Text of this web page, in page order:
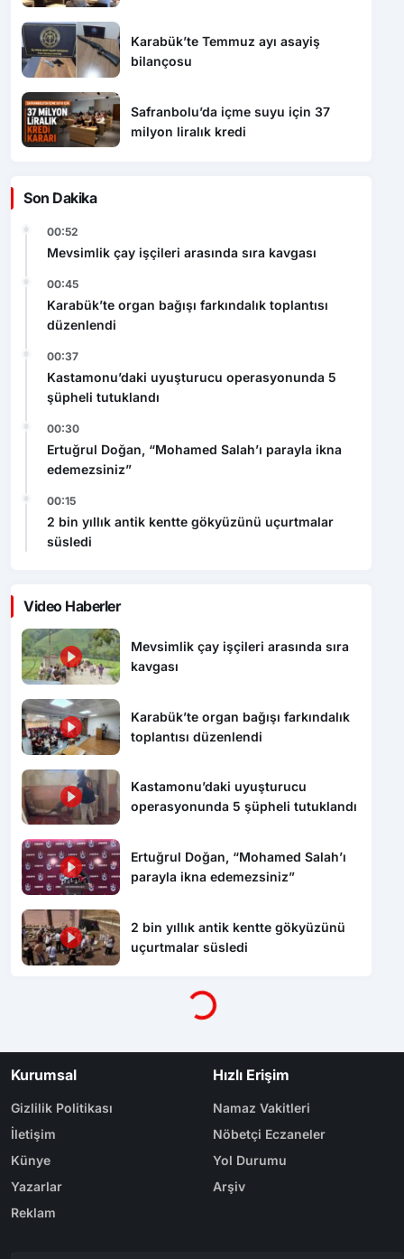
Karabük’te Temmuz ayı asayiş
bilançosu
Safranbolu’da içme suyu için 37
milyon liralık kredi
Son Dakika
00:52
Mevsimlik çay işçileri arasında sıra kavgası
00:45
Karabük’te organ bağışı farkındalık toplantısı
düzenlendi
00:37
Kastamonu’daki uyuşturucu operasyonunda 5
şüpheli tutuklandı
00:30
Ertuğrul Doğan, “Mohamed Salah’ı parayla ikna
edemezsiniz”
00:15
2 bin yıllık antik kentte gökyüzünü uçurtmalar
süsledi
Video Haberler
Mevsimlik çay işçileri arasında sıra
kavgası
Karabük’te organ bağışı farkındalık
toplantısı düzenlendi
Kastamonu’daki uyuşturucu
operasyonunda 5 şüpheli tutuklandı
Ertuğrul Doğan, “Mohamed Salah’ı
parayla ikna edemezsiniz”
2 bin yıllık antik kentte gökyüzünü
uçurtmalar süsledi
Yükleniyor...
Kurumsal
Gizlilik Politikası
İletişim
Künye
Yazarlar
Reklam
Hızlı Erişim
Namaz Vakitleri
Nöbetçi Eczaneler
Yol Durumu
Arşiv